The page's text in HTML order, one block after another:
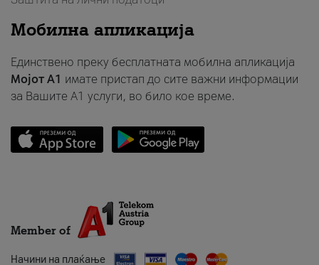
Мобилна апликација
Единствено преку бесплатната мобилна апликација
Мојот A1 имате пристап до сите важни информации
за Вашите A1 услуги, во било кое време.
Member of
Начини на плаќање